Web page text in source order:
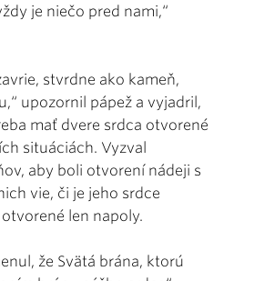
je niečo pred nami,“
stvrdne ako kameň,
upozornil pápež a vyjadril,
mať dvere srdca otvorené
situáciách. Vyzval
aby boli otvorení nádeji s
vie, či je jeho srdce
len napoly.
že Svätá brána, ktorú